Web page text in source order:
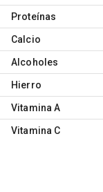
Proteínas
Calcio
Alcoholes
Hierro
Vitamina A
Vitamina C